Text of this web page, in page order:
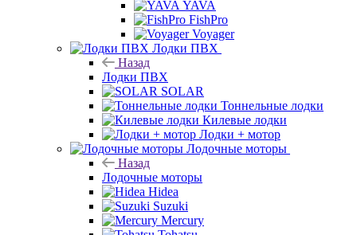
YAVA
FishPro
Voyager
Лодки ПВХ
Назад
Лодки ПВХ
SOLAR
Тоннельные лодки
Килевые лодки
Лодки + мотор
Лодочные моторы
Назад
Лодочные моторы
Hidea
Suzuki
Mercury